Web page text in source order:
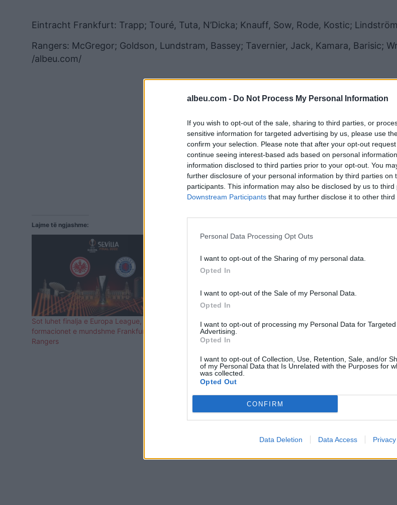
albeu.com - Do Not Process My Personal Information
If you wish to opt-out of the sale, sharing to third parties, or
sensitive information for targeted advertising by us, please use
confirm your selection. Please note that after your opt-out
continue seeing interest-based ads based on personal
information disclosed to third parties prior to your opt-out. You
further disclosure of your personal information by third parties on
participants. This information may also be disclosed by us to
Downstream Participants that may further disclose it to other third
Personal Data Processing Opt Outs
I want to opt-out of the Sharing of my personal data.
Opted In
I want to opt-out of the Sale of my Personal Data.
Opted In
I want to opt-out of processing my Personal Data for Targeted
Advertising.
Opted In
I want to opt-out of Collection, Use, Retention, Sale, and/or
of my Personal Data that Is Unrelated with the Purposes for
was collected.
Opted Out
CONFIRM
Data Deletion Data Access
Eintracht Frankfurt: Trapp; Touré, Tuta, N’Dicka; Knauff, Sow, Rode, Kostic;
Rangers: McGregor; Goldson, Lundstram, Bassey; Tavernier, Jack, Kamara, Barisic;
/albeu.com/
Lajme të ngjashme:
Sot luhet finalja e Europa League,
formacionet e mundshme Frankfurt-
Rangers
Superkupa e Evropës, formacionet e
mundshme të Real Madrid-Frankfurt
Europa League:
Rangers bën